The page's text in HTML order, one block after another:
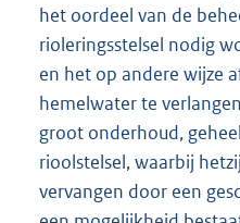
het oordeel van de
rioleringsstelsel nodig
en het op andere wijze
hemelwater te
groot onderhoud,
rioolstelsel, waarbij
vervangen door een